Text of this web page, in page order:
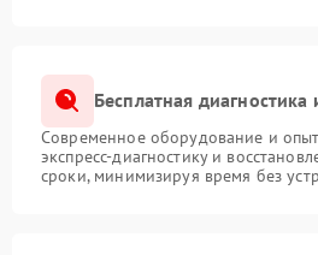
Бесплатная
Современное оборудование и
экспресс-диагностику и
сроки, минимизируя время без